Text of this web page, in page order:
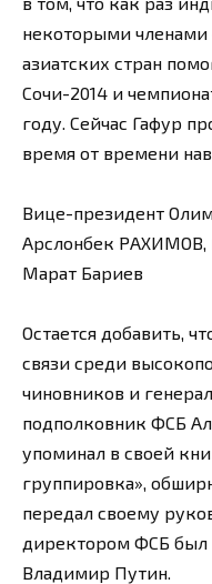
некоторыми
азиатских стран
Сочи-2014 и
году. Сейчас Гафур
время от времени
Вице-президент
Арслонбек РАХИМОВ,
Марат Бариев
Остается добавить,
связи среди
чиновников и
подполковник ФСБ
упоминал в своей
группировка»,
передал своему
директором ФСБ
Владимир Путин.